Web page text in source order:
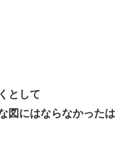
として
図にはならなかったは